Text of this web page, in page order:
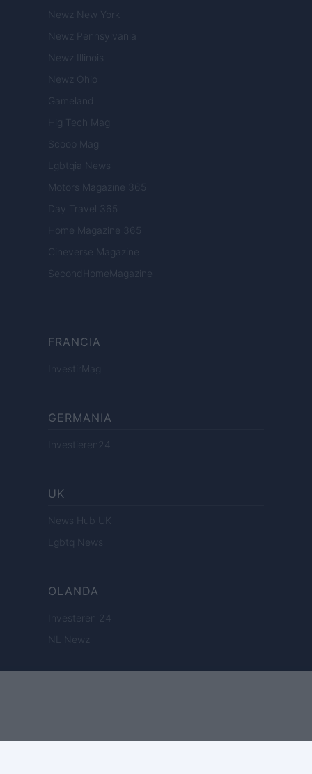
Newz New York
Newz Pennsylvania
Newz Illinois
Newz Ohio
Gameland
Hig Tech Mag
Scoop Mag
Lgbtqia News
Motors Magazine 365
Day Travel 365
Home Magazine 365
Cineverse Magazine
SecondHomeMagazine
FRANCIA
InvestirMag
GERMANIA
Investieren24
UK
News Hub UK
Lgbtq News
OLANDA
Investeren 24
NL Newz